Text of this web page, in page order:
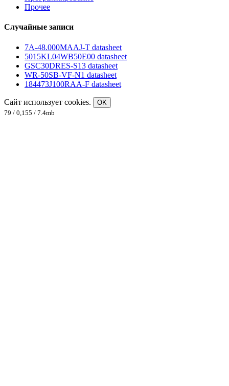
Прочее
Случайные записи
7A-48.000MAAJ-T datasheet
5015KL04WB50E00 datasheet
GSC30DRES-S13 datasheet
WR-50SB-VF-N1 datasheet
184473J100RAA-F datasheet
Сайт использует cookies.
OK
79 / 0,155 / 7.4mb